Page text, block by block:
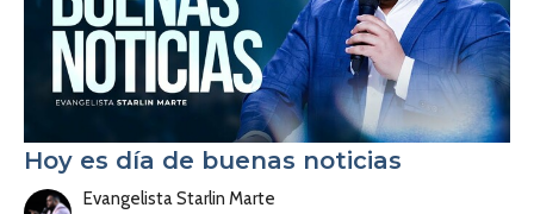
Hoy es día de buenas noticias
Evangelista Starlin Marte